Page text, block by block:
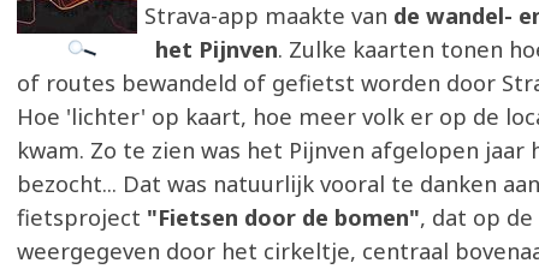
Strava-app maakte van de wandel-
het Pijnven. Zulke kaarten tonen
of routes bewandeld of gefietst worden door
Hoe 'lichter' op kaart, hoe meer volk er op de
kwam. Zo te zien was het Pijnven afgelopen jaar
bezocht... Dat was natuurlijk vooral te danken
fietsproject "Fietsen door de bomen", dat op
weergegeven door het cirkeltje, centraal